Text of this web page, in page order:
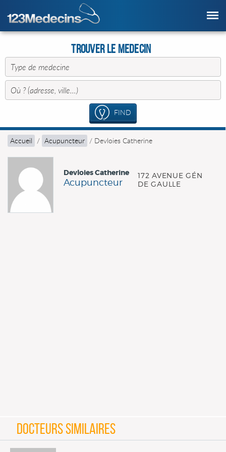
Trouver le Medecin
FIND
Accueil / Acupuncteur / Devloies Catherine
Devloies Catherine
Acupuncteur
172 AVENUE GÉN
DE GAULLE
DOCTEURS SIMILAIRES